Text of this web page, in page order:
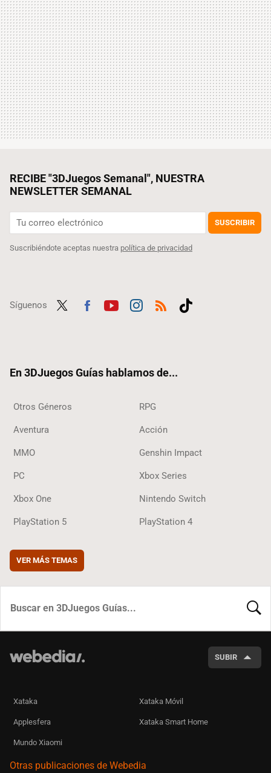
RECIBE "3DJuegos Semanal", NUESTRA
NEWSLETTER SEMANAL
SUSCRIBIR
Suscribiéndote aceptas nuestra política de privacidad
Síguenos
En 3DJuegos Guías hablamos de...
Otros Géneros RPG
Aventura Acción
MMO Genshin Impact
PC Xbox Series
Xbox One Nintendo Switch
PlayStation 5 PlayStation 4
VER MÁS TEMAS
SUBIR
Xataka Xataka Móvil
Applesfera Xataka Smart Home
Mundo Xiaomi
Otras publicaciones de Webedia